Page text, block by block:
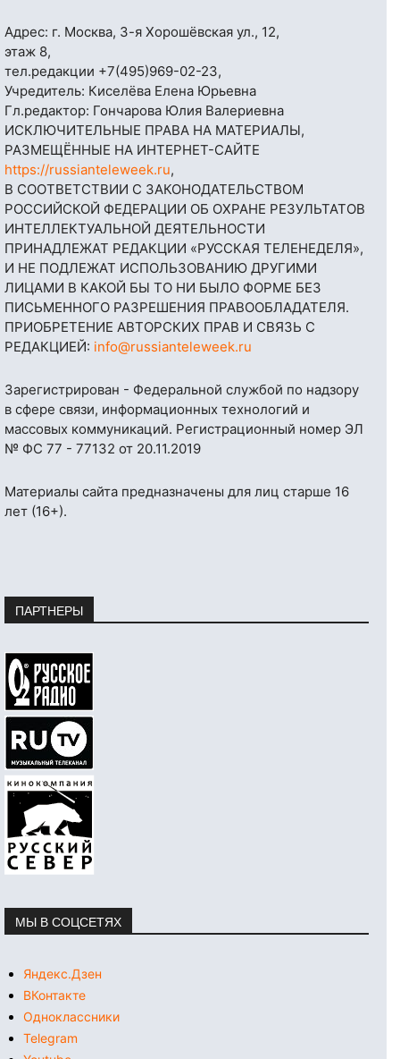
Адрес: г. Москва, 3-я Хорошёвская ул., 12,
этаж 8,
тел.редакции +7(495)969-02-23,
Учредитель: Киселёва Елена Юрьевна
Гл.редактор: Гончарова Юлия Валериевна
ИСКЛЮЧИТЕЛЬНЫЕ ПРАВА НА МАТЕРИАЛЫ,
РАЗМЕЩЁННЫЕ НА ИНТЕРНЕТ-САЙТЕ
https://russianteleweek.ru,
В СООТВЕТСТВИИ С ЗАКОНОДАТЕЛЬСТВОМ
РОССИЙСКОЙ ФЕДЕРАЦИИ ОБ ОХРАНЕ РЕЗУЛЬТАТОВ
ИНТЕЛЛЕКТУАЛЬНОЙ ДЕЯТЕЛЬНОСТИ
ПРИНАДЛЕЖАТ РЕДАКЦИИ «РУССКАЯ ТЕЛЕНЕДЕЛЯ»,
И НЕ ПОДЛЕЖАТ ИСПОЛЬЗОВАНИЮ ДРУГИМИ
ЛИЦАМИ В КАКОЙ БЫ ТО НИ БЫЛО ФОРМЕ БЕЗ
ПИСЬМЕННОГО РАЗРЕШЕНИЯ ПРАВООБЛАДАТЕЛЯ.
ПРИОБРЕТЕНИЕ АВТОРСКИХ ПРАВ И СВЯЗЬ С
РЕДАКЦИЕЙ: info@russianteleweek.ru
Зарегистрирован - Федеральной службой по надзору
в сфере связи, информационных технологий и
массовых коммуникаций. Регистрационный номер ЭЛ
№ ФС 77 - 77132 от 20.11.2019
Материалы сайта предназначены для лиц старше 16
лет (16+).
ПАРТНЕРЫ
МЫ В СОЦСЕТЯХ
Яндекс.Дзен
ВКонтакте
Одноклассники
Telegram